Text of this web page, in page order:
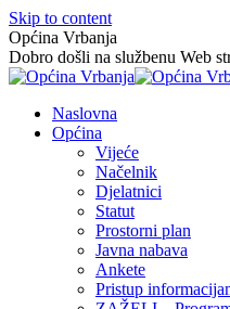
Skip to content
Općina Vrbanja
Dobro došli na službenu Web
Naslovna
Općina
Vijeće
Načelnik
Djelatnici
Statut
Prostorni plan
Javna nabava
Ankete
Pristup